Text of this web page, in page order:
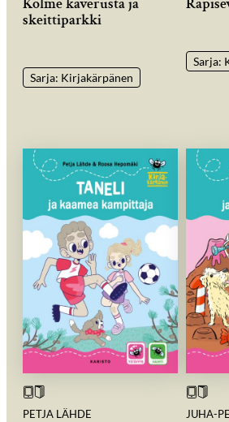
skeittiparkki
Sarja: Kirjakärpänen
Sarja:
PETJA LÄHDE
JUHA-